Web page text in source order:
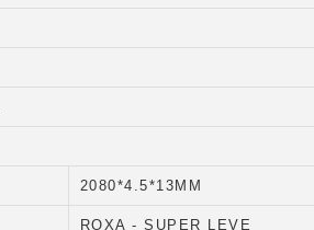
2080*4.5*13MM
ROXA - SUPER LEVE